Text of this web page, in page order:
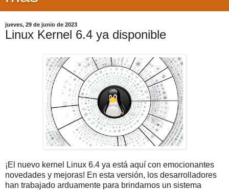
jueves, 29 de junio de 2023
Linux Kernel 6.4 ya disponible
¡El nuevo kernel Linux 6.4 ya está aquí con emocionantes
novedades y mejoras! En esta versión, los desarrolladores
han trabajado arduamente para brindarnos un sistema